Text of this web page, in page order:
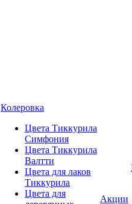
Колеровка
Цвета Тиккурила
Симфония
Цвета Тиккурила
Валтти
Цвета для лаков
Тиккурила
Цвета для
Акции